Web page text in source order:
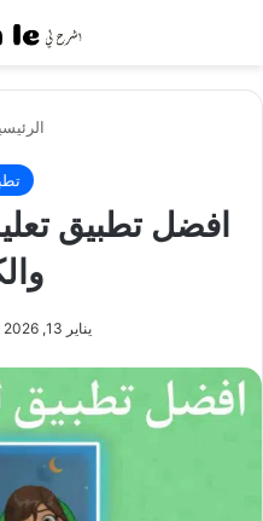
افضل تطبيق
يناير 13, 2026